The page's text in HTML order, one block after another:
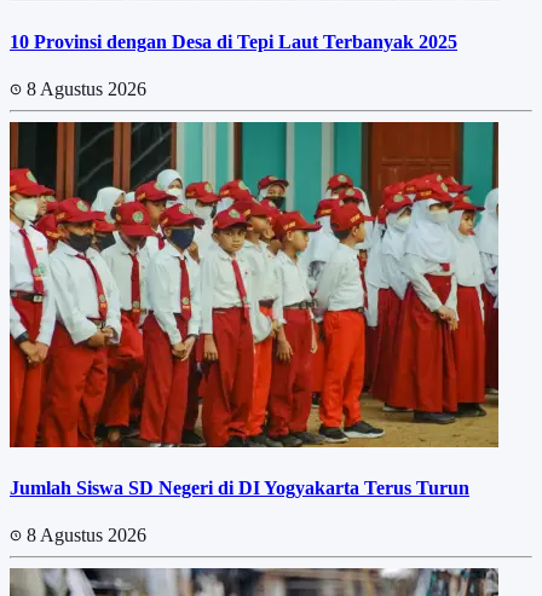
10 Provinsi dengan Desa di Tepi Laut Terbanyak 2025
8 Agustus 2026
Jumlah Siswa SD Negeri di DI Yogyakarta Terus Turun
8 Agustus 2026